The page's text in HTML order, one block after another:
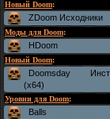
Новый Doom:
ZDoom Исходники
Моды для Doom:
HDoom
Новый Doom:
Doomsday
(x64)
Уровни для Doom:
Balls